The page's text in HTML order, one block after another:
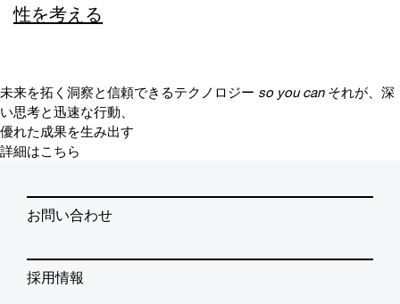
性を考える
未来を拓く洞察と信頼できるテクノロジー so you can それが、深
い思考と迅速な行動、
優れた成果を生み出す
詳細はこちら
お問い合わせ
採用情報